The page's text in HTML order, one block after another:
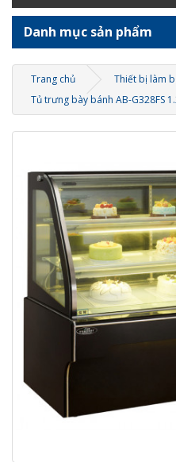
Danh mục sản phẩm
Trang chủ Thiết bị làm
Tủ trưng bày bánh AB-G328FS